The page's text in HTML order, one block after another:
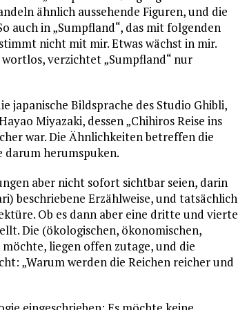
ähnlich aussehende Figuren, und die
auch in „Sumpfland“, das mit folgenden
nicht mit mir. Etwas wächst in mir.
verzichtet „Sumpfland“ nur
japanische Bildsprache des Studio Ghibli,
Miyazaki, dessen „Chihiros Reise ins
war. Die Ähnlichkeiten betreffen die
darum herumspuken.
aber nicht sofort sichtbar seien, darin
beschriebene Erzählweise, und tatsächlich
Ob es dann aber eine dritte und vierte
Die (ökologischen, ökonomischen,
liegen offen zutage, und die
„Warum werden die Reichen reicher und